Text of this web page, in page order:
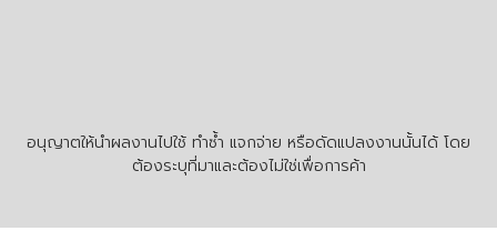
อนุญาตให้นำผลงานไปใช้ ทำซ้ำ แจกจ่าย หรือดัดแปลงงานนั้นได้ โดย
ต้องระบุที่มาและต้องไม่ใช่เพื่อการค้า